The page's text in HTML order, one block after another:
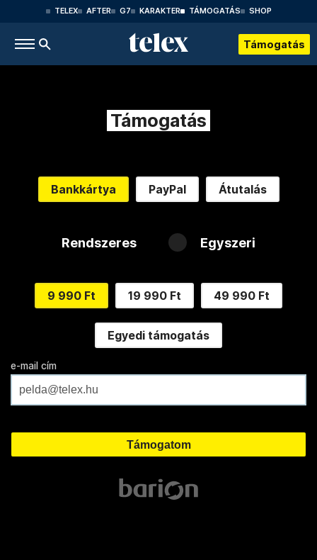
TELEX AFTER G7 KARAKTER TÁMOGATÁS SHOP
Támogatás
Támogatás
Bankkártya PayPal Átutalás
Rendszeres Egyszeri
9 990 Ft 19 990 Ft 49 990 Ft
Egyedi támogatás
e-mail cím